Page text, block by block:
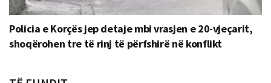
Policia e Korçës jep detaje mbi vrasjen e 20-vjeçarit,
shoqërohen tre të rinj të përfshirë në konflikt